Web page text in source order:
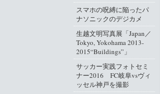
スマホの呪縛に陥ったパ
ナソニックのデジカメ
生越文明写真展「Japan／
Tokyo, Yokohama 2013-
2015“Buildings”」
サッカー実践フォトセミ
ナー2016 FC岐阜vsヴィ
ッセル神戸を撮影